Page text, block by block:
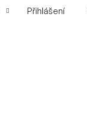
Přihlášení